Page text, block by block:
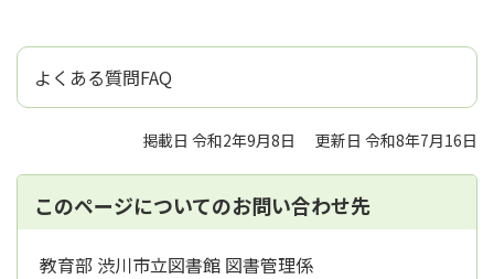
よくある質問FAQ
掲載日 令和2年9月8日 更新日 令和8年7月16日
このページについてのお問い合わせ先
教育部 渋川市立図書館 図書管理係